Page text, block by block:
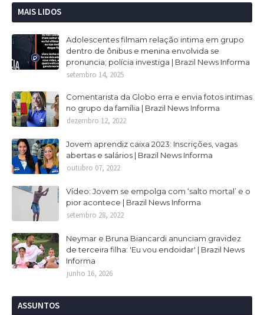
MAIS LIDOS
Adolescentes filmam relação intima em grupo
dentro de ônibus e menina envolvida se
pronuncia; polícia investiga | Brazil News Informa
setembro 14, 2025
Comentarista da Globo erra e envia fotos intimas
no grupo da família | Brazil News Informa
dezembro 12, 2022
Jovem aprendiz caixa 2023: Inscrições, vagas
abertas e salários | Brazil News Informa
outubro 07, 2022
Vídeo: Jovem se empolga com ‘salto mortal’ e o
pior acontece | Brazil News Informa
setembro 28, 2022
Neymar e Bruna Biancardi anunciam gravidez
de terceira filha: 'Eu vou endoidar' | Brazil News
Informa
junho 16, 2026
ASSUNTOS